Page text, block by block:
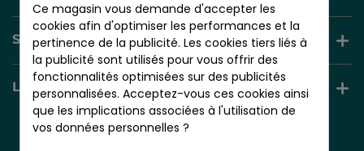
SERVICES +
LIENS UTILES
Ce magasin vous demande d'accepter les
cookies afin d'optimiser les performances et la
pertinence de la publicité. Les cookies tiers liés à
la publicité sont utilisés pour vous offrir des
fonctionnalités optimisées sur des publicités
personnalisées. Acceptez-vous ces cookies ainsi
que les implications associées à l'utilisation de
vos données personnelles ?